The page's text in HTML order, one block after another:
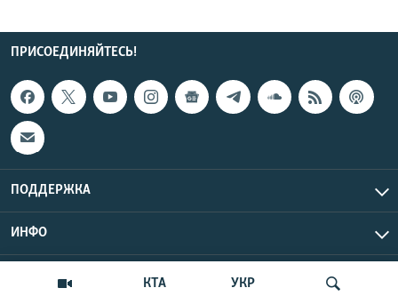
КТА УКР
ПРИСОЕДИНЯЙТЕСЬ!
ПОДДЕРЖКА
ИНФО
Copyright Крым.Реалии, 2026 | Все права защищены.
UTC+3